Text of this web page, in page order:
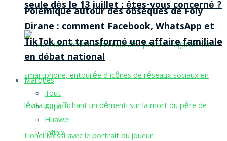
seule dès le 13 juillet : êtes-vous concerné ?
Polémique autour des obsèques de Foly
Dirane : comment Facebook, WhatsApp et
TikTok ont transformé une affaire familiale
en débat national
Marques
Tout
Apple
Huawei
Infinix